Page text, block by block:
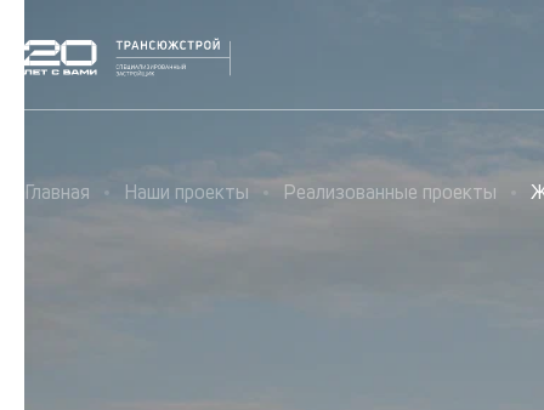
Главная Наши проекты Реализованные проекты